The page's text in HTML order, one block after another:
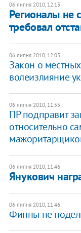
06 липня 2010, 12:13
Регионалы не
требовал
06 липня 2010, 12:05
Закон о
волеизлияние
06 липня 2010, 11:55
ПР подправит
относительно
06 липня 2010, 11:46
Янукович
06 липня 2010, 11:46
Финны не